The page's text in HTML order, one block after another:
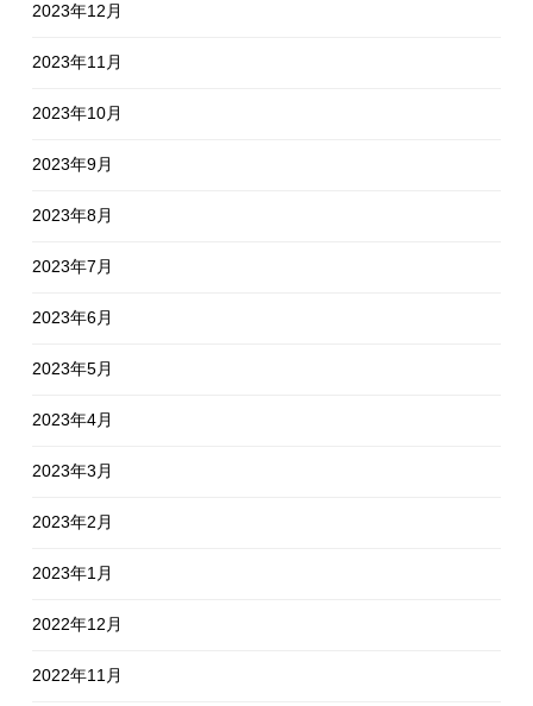
2023年12月
2023年11月
2023年10月
2023年9月
2023年8月
2023年7月
2023年6月
2023年5月
2023年4月
2023年3月
2023年2月
2023年1月
2022年12月
2022年11月